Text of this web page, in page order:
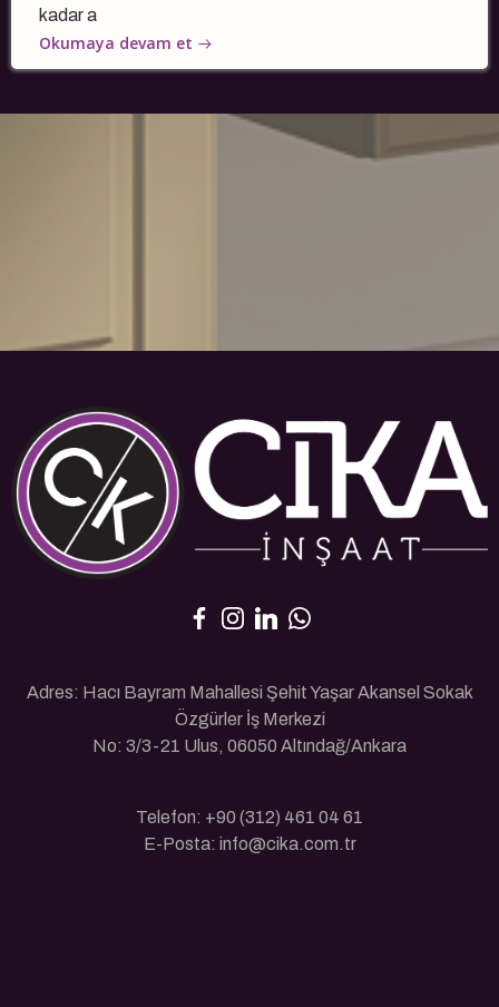
kadar a
Okumaya devam et
Adres: Hacı Bayram Mahallesi Şehit Yaşar Akansel Sokak
Özgürler İş Merkezi
No: 3/3-21 Ulus, 06050 Altındağ/Ankara
Telefon: +90 (312) 461 04 61
E-Posta: info@cika.com.tr